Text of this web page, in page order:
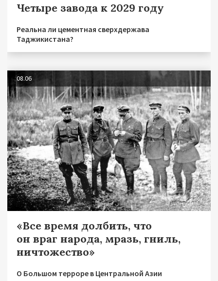
Четыре завода к 2029 году
Реальна ли цементная сверхдержава
Таджикистана?
08.06
«Все время долбить, что
он враг народа, мразь, гниль,
ничтожество»
О Большом терроре в Центральной Азии